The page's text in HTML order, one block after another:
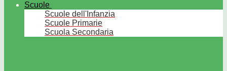
Scuole
Scuole dell'Infanzia
Scuole Primarie
Scuola Secondaria